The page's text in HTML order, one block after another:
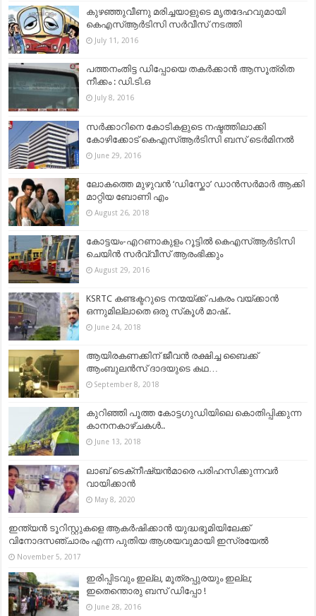
കുഴഞ്ഞുവീണു മരിച്ചയാളുടെ മൃതദേഹവുമായി
കെഎസ്ആർടിസി സർവീസ് നടത്തി
July 11, 2016
പത്തനംതിട്ട ഡിപ്പോയെ തകർക്കാൻ ആസൂത്രിത
നീക്കം : ഡി.ടി.ഒ
July 8, 2016
സർക്കാറിനെ കോടികളുടെ നഷ്ടത്തിലാക്കി
കോഴിക്കോട് കെഎസ്ആർടിസി ബസ് ടെർമിനൽ
June 29, 2016
ലോകത്തെ മുഴുവന്‍ ‘ഡിസ്കോ’ ഡാന്‍സര്‍മാര്‍ ആക്കി
മാറ്റിയ ബോണി എം
August 26, 2018
കോട്ടയം-എറണാകുളം റൂട്ടില്‍ കെഎസ്ആര്‍ടിസി
ചെയിന്‍ സര്‍വ്വീസ് ആരംഭിക്കും
August 29, 2016
KSRTC കണ്ടക്ടറുടെ നന്മയ്ക്ക് പകരം വയ്ക്കാൻ
ഒന്നുമില്ലാതെ ഒരു സ്‌കൂൾ മാഷ്..
June 24, 2018
ആയിരകണക്കിന് ജീവന്‍ രക്ഷിച്ച ബൈക്ക്
ആംബുലൻസ് ദാദയുടെ കഥ…
September 8, 2018
കുറിഞ്ഞി പൂത്ത കോട്ടഗുഡിയിലെ കൊതിപ്പിക്കുന്ന
കാനനകാഴ്ചകൾ..
June 13, 2018
ലാബ് ടെക്‌നീഷ്യൻമാരെ പരിഹസിക്കുന്നവർ
വായിക്കാൻ
May 8, 2020
ഇന്ത്യന്‍ ടൂറിസ്റ്റുകളെ ആകര്‍ഷിക്കാന്‍ യുദ്ധഭൂമിയിലേക്ക്
വിനോദസഞ്ചാരം എന്ന പുതിയ ആശയവുമായി ഇസ്രയേല്‍
November 5, 2017
ഇരിപ്പിടവും ഇല്ല, മൂത്രപ്പുരയും ഇല്ല;
ഇതെന്തൊരു ബസ് ഡിപ്പോ !
June 28, 2016